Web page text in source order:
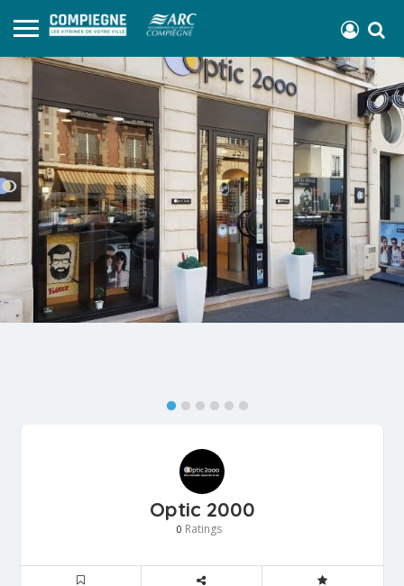
Optic 2000
0 Ratings